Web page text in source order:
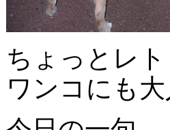
ちょっとレ
ワンコにも